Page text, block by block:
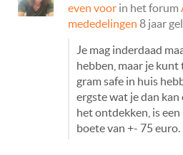
even voor in het forum
mededelingen 8 jaar
Je mag inderdaad
hebben, maar je
gram safe in huis
ergste wat je dan
het ontdekken, is
boete van +- 75 euro.